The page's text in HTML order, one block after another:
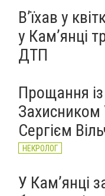
Вʼїхав у
у Камʼянці
ДТП
Прощання із
Захисником
Сергієм
НЕКРОЛОГ
У Кам’янці